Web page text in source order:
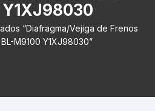
“Diafragma/Vejiga de Frenos
M9100 Y1XJ98030”